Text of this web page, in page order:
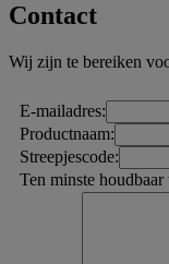
Contact
Wij zijn te bereiken
E-mailadres:
Productnaam:
Streepjescode:
Ten minste